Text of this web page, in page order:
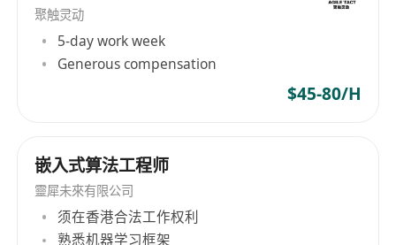
聚触灵动
5-day work week
Generous compensation
$45-80/H
嵌入式算法工程师
靈犀未來有限公司
须在香港合法工作权利
熟悉机器学习框架